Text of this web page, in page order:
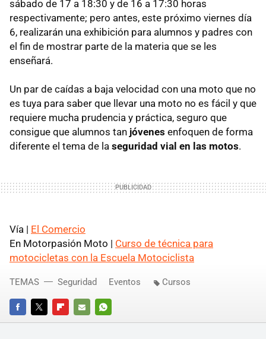
sábado de 17 a 18:30 y de 16 a 17:30 horas
respectivamente; pero antes, este próximo viernes día
6, realizarán una exhibición para alumnos y padres con
el fin de mostrar parte de la materia que se les
enseñará.
Un par de caídas a baja velocidad con una moto que no
es tuya para saber que llevar una moto no es fácil y que
requiere mucha prudencia y práctica, seguro que
consigue que alumnos tan jóvenes enfoquen de forma
diferente el tema de la seguridad vial en las motos.
Vía | El Comercio
En Motorpasión Moto | Curso de técnica para
motocicletas con la Escuela Motociclista
FACEBOOKTWITTERFLIPBOARD
E-
WHATSAPP
TEMAS Seguridad Eventos Cursos